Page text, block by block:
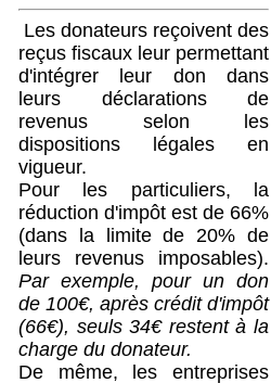
Les donateurs reçoivent des
reçus fiscaux leur permettant
d'intégrer leur don dans
leurs déclarations de
revenus selon les
dispositions légales en
vigueur.
Pour les particuliers, la
réduction d'impôt est de 66%
(dans la limite de 20% de
leurs revenus imposables).
Par exemple, pour un don
de 100€, après crédit d'impôt
(66€), seuls 34€ restent à la
charge du donateur.
De même, les entreprises